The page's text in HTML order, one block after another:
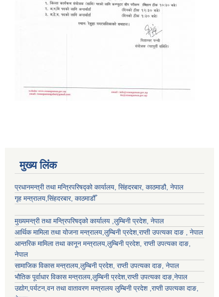
मुख्य लिंक
प्रधानमन्त्री तथा मन्त्रिपरिषद्को कार्यालय, सिंहदरबार, काठमाडौ, नेपाल
गृह मन्त्रालय,सिंहदरबार, काठमाडौँ
मुख्यमन्त्री तथा मन्त्रिपरिषद्को कार्यालय ,लुम्बिनी प्रदेश, नेपाल
आर्थिक मामिला तथा योजना मन्त्रालय,लुम्बिनी प्रदेश,राप्ती उपत्यका दाङ , नेपाल
आन्तरिक मामिला तथा कानून मन्त्रालय,लुम्बिनी प्रदेश, राप्ती उपत्यका दाङ,
नेपाल
सामाजिक विकास मन्त्रालय,लुम्बिनी प्रदेश, राप्ती उपत्यका दाङ, नेपाल
भौतिक पूर्वाधार विकास मन्त्रालय,लुम्बिनी प्रदेश,राप्ती उपत्यका दाङ,नेपाल
उद्याेग,पर्यटन,वन तथा वातावरण मन्त्रालय लुम्बिनी प्रदेश ,राप्ती उपत्यका दाङ,